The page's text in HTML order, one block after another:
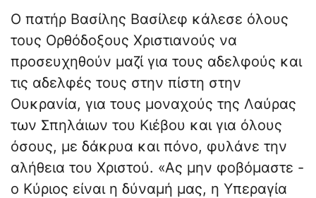
Ο πατήρ Βασίλης Βασίλεφ κάλεσε όλους
τους Ορθόδοξους Χριστιανούς να
προσευχηθούν μαζί για τους αδελφούς και
τις αδελφές τους στην πίστη στην
Ουκρανία, για τους μοναχούς της Λαύρας
των Σπηλάιων του Κιέβου και για όλους
όσους, με δάκρυα και πόνο, φυλάνε την
αλήθεια του Χριστού. «Ας μην φοβόμαστε -
ο Κύριος είναι η δύναμή μας, η Υπεραγία